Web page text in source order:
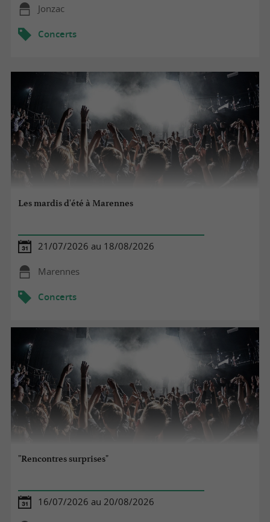
Jonzac
Concerts
Les mardis d'été à Marennes
21/07/2026 au 18/08/2026
Marennes
Concerts
"Rencontres surprises"
16/07/2026 au 20/08/2026